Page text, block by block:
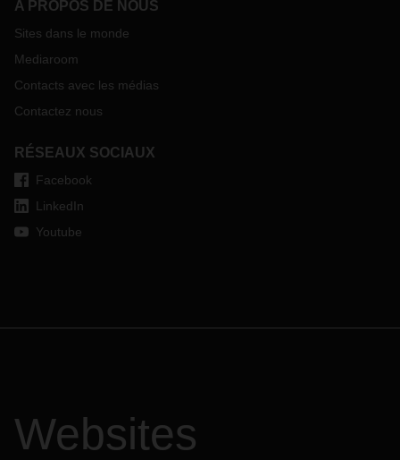
A PROPOS DE NOUS
Sites dans le monde
Mediaroom
Contacts avec les médias
Contactez nous
RÉSEAUX SOCIAUX
Facebook
LinkedIn
Youtube
Websites